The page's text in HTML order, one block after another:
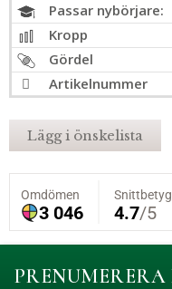
Passar nybörjare:
Kropp
Gördel
Artikelnummer
Lägg i önskelista